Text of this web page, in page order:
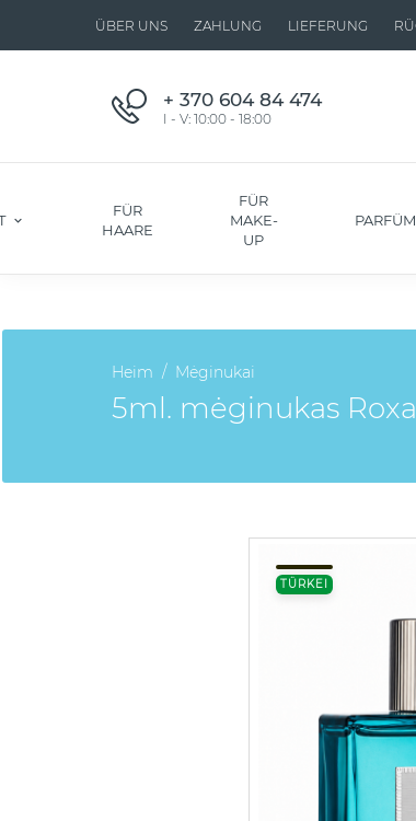
ÜBER UNS ZAHLUNG LIEFERUNG
+ 370 604 84 474
I - V: 10:00 - 18:00
FÜR
HAARE
FÜR
MAKE-
UP
PARFÜM
Heim Mėginukai
5ml. mėginukas
TÜRKEI